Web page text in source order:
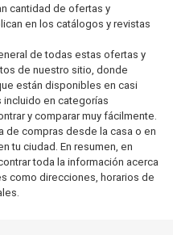
cantidad de ofertas y
en los catálogos y revistas
de todas estas ofertas y
de nuestro sitio, donde
están disponibles en casi
en categorías
y comparar muy fácilmente.
de compras desde la casa o en
tu ciudad. En resumen, en
toda la información acerca
como direcciones, horarios de